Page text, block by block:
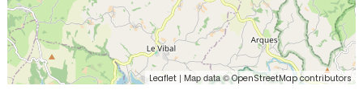
Leaflet | Map data ©OpenStreetMap contributors